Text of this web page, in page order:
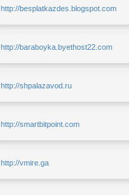
http://besplatkazdes.blogspot.com
http://baraboyka.byethost22.com
http://shpalazavod.ru
http://smartbitpoint.com
http://vmire.ga